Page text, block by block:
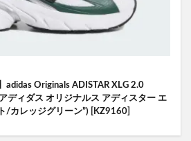
adidas Originals ADISTAR XLG 2.0
ディダス オリジナルス アディスター エ
/カレッジグリーン”) [KZ9160]